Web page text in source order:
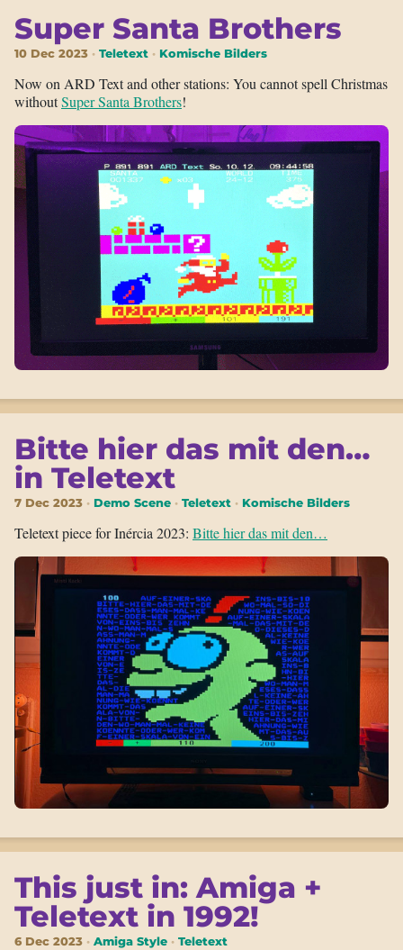
Super Santa Brothers
10 Dec 2023 Teletext Komische Bilders
Now on ARD Text and other stations: You cannot spell Christmas
withoutSuper Santa Brothers!
Bitte hier das mit den…
in Teletext
7 Dec 2023 Demo Scene Teletext Komische Bilders
Teletext piece for Inércia 2023: Bitte hier das mit den…
This just in: Amiga +
Teletext in 1992!
6 Dec 2023 Amiga Style Teletext